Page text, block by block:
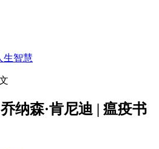
生智慧
纳森·肯尼迪 | 瘟疫书